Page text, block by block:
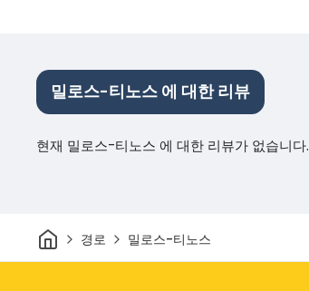
밀로스-티노스 에 대한 리뷰
현재 밀로스-티노스 에 대한 리뷰가 없습니다.
집 경로 밀로스-티노스